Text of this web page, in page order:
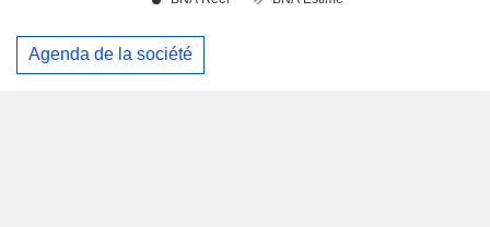
Agenda de la société